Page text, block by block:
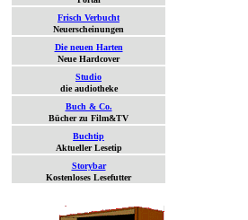
Frisch Verbucht
Neuerscheinungen
Die neuen Harten
Neue Hardcover
Studio
die audiotheke
Buch & Co.
Bücher zu Film&TV
Buchtip
Aktueller Lesetip
Storybar
Kostenloses Lesefutter